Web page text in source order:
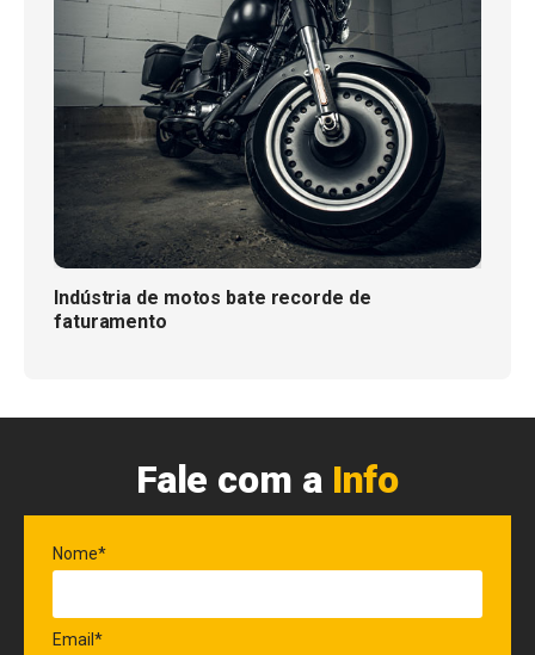
Indústria de motos bate recorde de
faturamento
Fale com a Info
Nome*
Email*